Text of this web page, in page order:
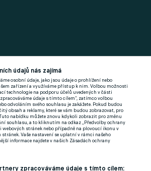
údajů nás zajímá
osobní údaje, jako jsou údaje o prohlížení nebo
zařízení a využíváme přístup k nim. Volbou možnosti
technologie na podporu účelů uvedených v části
údaje s tímto cílem“, zatímco volbou
odvoláním svého souhlasu je zakážete. Pokud budou
obsah a reklamy, které se vám budou zobrazovat, pro
nabídku můžete znovu kdykoli zobrazit pro změnu
souhlasu, a to kliknutím na odkaz „Předvolby ochrany
stránek nebo případně na plovoucí ikonu v
Vaše nastavení se uplatní v rámci našeho
informace najdete v našich Zásadách ochrany
zpracováváme údaje s tímto cílem: